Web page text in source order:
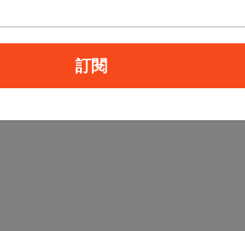
場普遍認為，即使房市進入修正
將持續呈現「交易降溫、價格高
訂閱